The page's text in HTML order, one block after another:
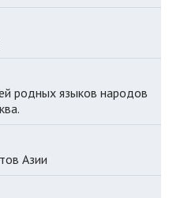
родных языков народов
Азии